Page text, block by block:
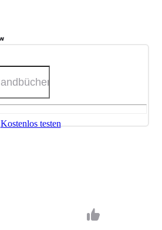
Kostenlos testen